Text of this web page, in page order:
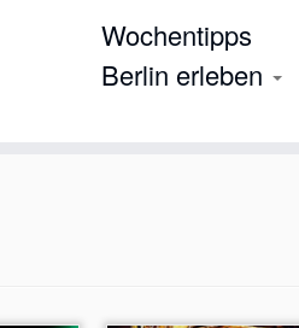
Wochentipps
Berlin erleben